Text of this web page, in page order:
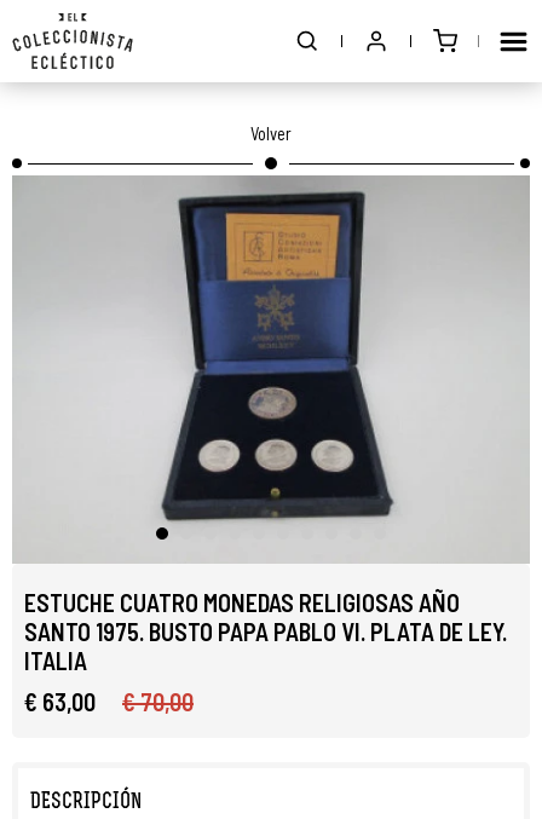
Volver
ESTUCHE CUATRO MONEDAS RELIGIOSAS AÑO
SANTO 1975. BUSTO PAPA PABLO VI. PLATA DE LEY.
ITALIA
€ 63,00
€ 70,00
DESCRIPCIÓN